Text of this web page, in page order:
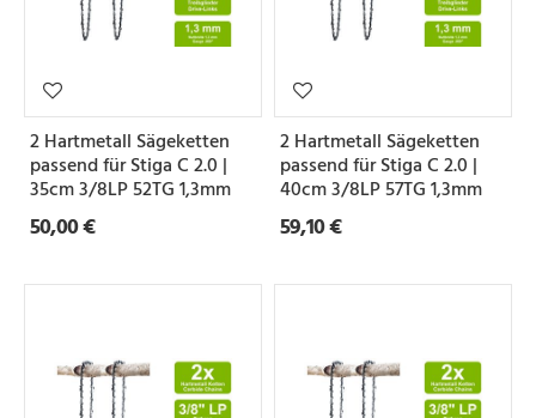
2 Hartmetall Sägeketten
passend für Stiga C 2.0 |
35cm 3/8LP 52TG 1,3mm
50,00 €
2 Hartmetall Sägeketten
passend für Stiga C 2.0 |
40cm 3/8LP 57TG 1,3mm
59,10 €